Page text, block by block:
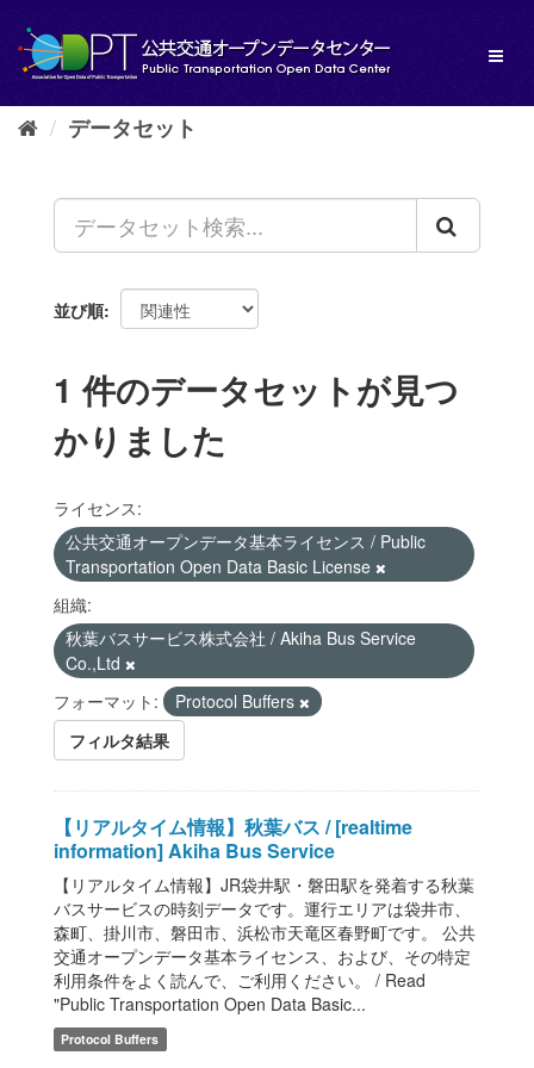
し
データセット
並び順
1 件のデータセットが見つ
かりました
ライセンス:
公共交通オープンデータ基本ライセンス / Public
Transportation Open Data Basic License
組織:
秋葉バスサービス株式会社 / Akiha Bus Service
Co.,Ltd
フォーマット:
Protocol Buffers
フィルタ結果
【リアルタイム情報】秋葉バス / [realtime
information] Akiha Bus Service
【リアルタイム情報】JR袋井駅・磐田駅を発着する秋葉
バスサービスの時刻データです。運行エリアは袋井市、
森町、掛川市、磐田市、浜松市天竜区春野町です。 公共
交通オープンデータ基本ライセンス、および、その特定
利用条件をよく読んで、ご利用ください。 / Read
"Public Transportation Open Data Basic...
Protocol Buffers